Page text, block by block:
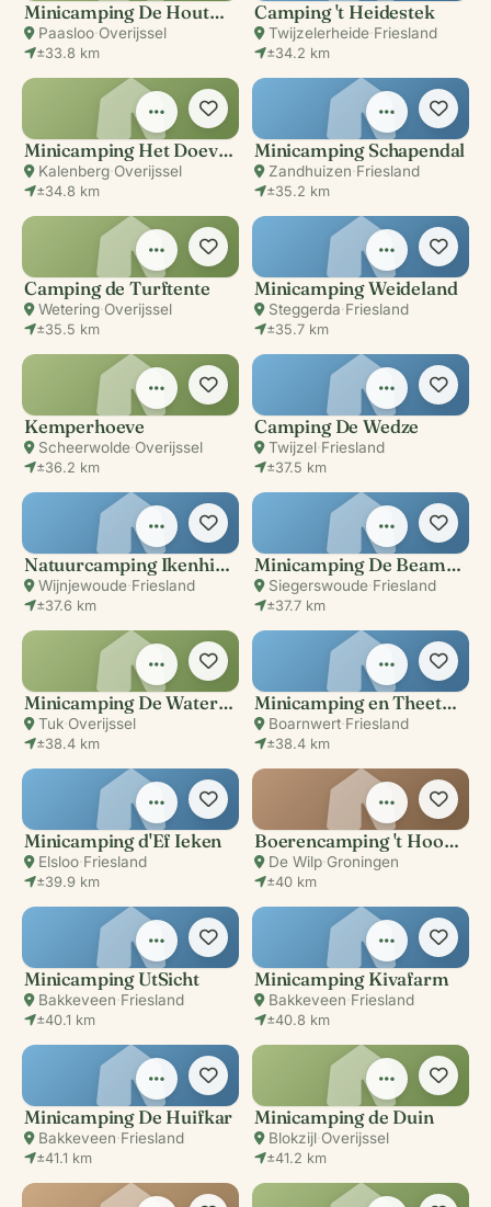
Minicamping De Houtwal
Paasloo·Overijssel
±33.8 km
Camping 't Heidestek
Twijzelerheide·Friesland
±34.2 km
Minicamping Het Doevehuis
Kalenberg·Overijssel
±34.8 km
Minicamping Schapendal
Zandhuizen·Friesland
±35.2 km
Camping de Turftente
Wetering·Overijssel
±35.5 km
Minicamping Weideland
Steggerda·Friesland
±35.7 km
Kemperhoeve
Scheerwolde·Overijssel
±36.2 km
Camping De Wedze
Twijzel·Friesland
±37.5 km
Natuurcamping Ikenhiem
Wijnjewoude·Friesland
±37.6 km
Minicamping De Beamwâl
Siegerswoude·Friesland
±37.7 km
Minicamping De Watertoren
Tuk·Overijssel
±38.4 km
Minicamping en Theetuin Aldsyl
Boarnwert·Friesland
±38.4 km
Minicamping d'Ef Ieken
Elsloo·Friesland
±39.9 km
Boerencamping 't Hoogje
De Wilp·Groningen
±40 km
Minicamping UtSicht
Bakkeveen·Friesland
±40.1 km
Minicamping Kivafarm
Bakkeveen·Friesland
±40.8 km
Minicamping De Huifkar
Bakkeveen·Friesland
±41.1 km
Minicamping de Duin
Blokzijl·Overijssel
±41.2 km